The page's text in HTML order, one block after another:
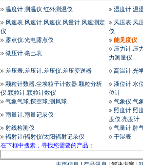
温度计.测温仪.红外测温仪
湿度计.温
风速表.风速计.风速仪.风量计.风速测定
仪
风压表.风
仪
露点仪.光电露点仪
能见度仪
微压计.毫巴表
压力计.压
力测量仪
差压表.差压计.差压仪.差压变送器
高温计.光
颗粒计数器.尘埃粒子计数器.颗粒分析
仪.颗粒计.颗粒计数仪
液位计.水
位计
气象气球.探空球.测风球
气象仪.气
雨量计.雨量记录仪
照度计.照
度仪.亮度计
射线检测仪
气量计.肺
辐射计/辐射仪/太阳辐射记录仪
干湿表
在下框中搜索，寻找您需要的产品：